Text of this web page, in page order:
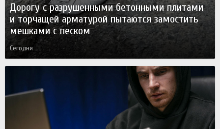
Дорогу с разрушенными бетонными плитами
и торчащей арматурой пытаются замостить
мешками с песком
Сегодня